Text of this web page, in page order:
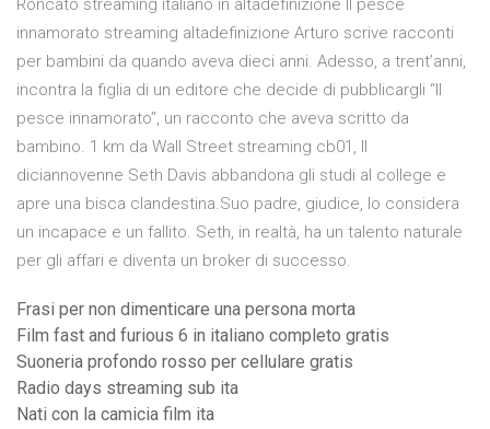
Roncato streaming italiano in altadefinizione Il pesce
innamorato streaming altadefinizione Arturo scrive racconti
per bambini da quando aveva dieci anni. Adesso, a trent’anni,
incontra la figlia di un editore che decide di pubblicargli “Il
pesce innamorato”, un racconto che aveva scritto da
bambino. 1 km da Wall Street streaming cb01, Il
diciannovenne Seth Davis abbandona gli studi al college e
apre una bisca clandestina.Suo padre, giudice, lo considera
un incapace e un fallito. Seth, in realtà, ha un talento naturale
per gli affari e diventa un broker di successo.
Frasi per non dimenticare una persona morta
Film fast and furious 6 in italiano completo gratis
Suoneria profondo rosso per cellulare gratis
Radio days streaming sub ita
Nati con la camicia film ita